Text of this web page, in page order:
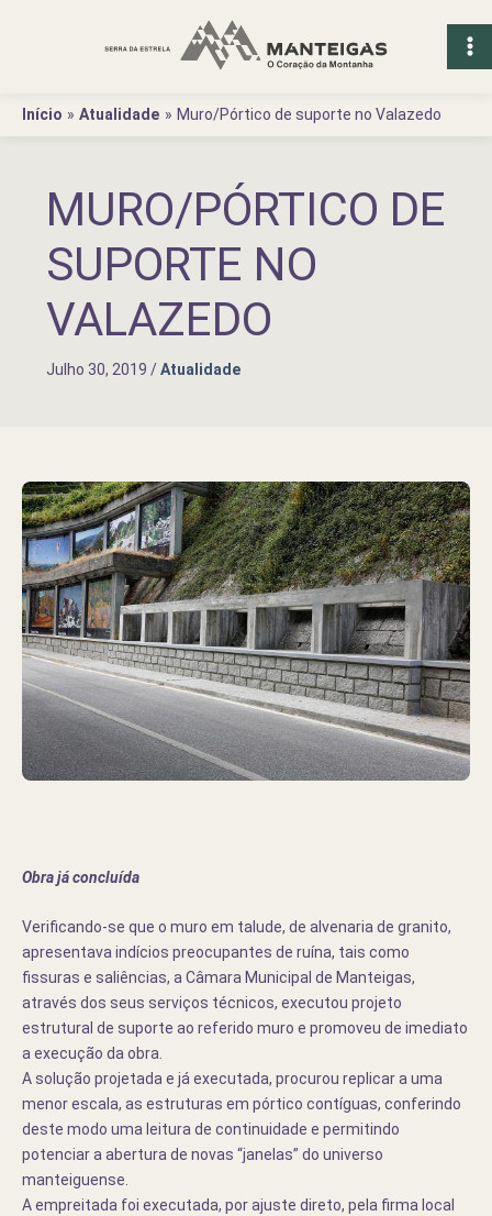
Início
Atualidade Muro/Pórtico de suporte no Valazedo
MURO/PÓRTICO DE
SUPORTE NO
VALAZEDO
Julho 30, 2019 /Atualidade
Obra já concluída
Verificando-se que o muro em talude, de alvenaria de granito,
apresentava indícios preocupantes de ruína, tais como
fissuras e saliências, a Câmara Municipal de Manteigas,
através dos seus serviços técnicos, executou projeto
estrutural de suporte ao referido muro e promoveu de imediato
a execução da obra.
A solução projetada e já executada, procurou replicar a uma
menor escala, as estruturas em pórtico contíguas, conferindo
deste modo uma leitura de continuidade e permitindo
potenciar a abertura de novas “janelas” do universo
manteiguense.
A empreitada foi executada, por ajuste direto, pela firma local